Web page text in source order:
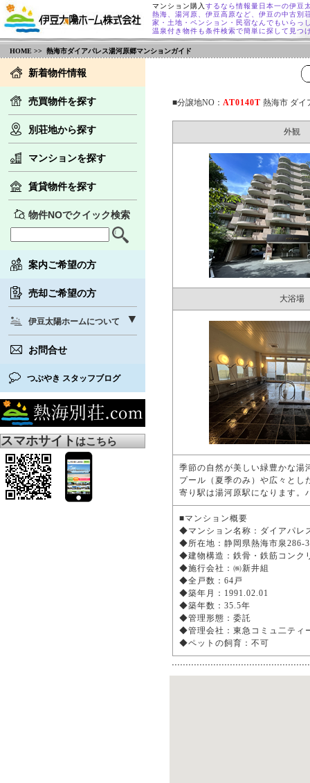
マンション購入 するなら情報量日本一の伊豆
熱海、湯河原、伊豆高原など、伊豆の中古別
家・土地・ペンション・民宿なんでもいらっ
温泉付き物件も条件検索で簡単に探して見つ
HOME >> 熱海市ダイアパレス湯河原郷マンションガイド
新着物件情報
売買物件を探す
別荘地から探す
マンションを探す
賃貸物件を探す
物件NOでクイック検索
案内ご希望の方
売却ご希望の方
伊豆太陽ホームについて
お問合せ
つぶやき スタッフブログ
スマホサイトはこちら
■分譲地NO： AT0140T 熱海市 ダイ
外観
大浴場
季節の自然が美しい緑豊かな湯
プール（夏季のみ）や広々とし
寄り駅は湯河原駅になります。
■マンション概要
◆マンション名称：ダイアパ
◆所在地：静岡県熱海市泉
◆建物構造：鉄骨・鉄筋コン
◆施行会社：㈱新井組
◆全戸数：64戸
◆築年月：1991.02.01
◆築年数：35.5年
◆管理形態：委託
◆管理会社：東急コミュ二テ
◆ペットの飼育：不可